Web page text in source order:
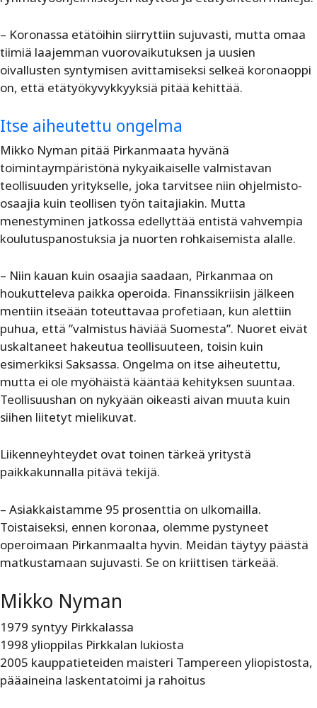
– Koronassa etätöihin siirryttiin sujuvasti, mutta omaa
tiimiä laajemman vuorovaikutuksen ja uusien
oivallusten syntymisen avittamiseksi selkeä koronaoppi
on, että etätyökyvykkyyksiä pitää kehittää.
Itse aiheutettu ongelma
Mikko Nyman pitää Pirkanmaata hyvänä
toimintaympäristönä nykyaikaiselle valmistavan
teollisuuden yritykselle, joka tarvitsee niin ohjelmisto-
osaajia kuin teollisen työn taitajiakin. Mutta
menestyminen jatkossa edellyttää entistä vahvempia
koulutuspanostuksia ja nuorten rohkaisemista alalle.
– Niin kauan kuin osaajia saadaan, Pirkanmaa on
houkutteleva paikka operoida. Finanssikriisin jälkeen
mentiin itseään toteuttavaa profetiaan, kun alettiin
puhua, että ”valmistus häviää Suomesta”. Nuoret eivät
uskaltaneet hakeutua teollisuuteen, toisin kuin
esimerkiksi Saksassa. Ongelma on itse aiheutettu,
mutta ei ole myöhäistä kääntää kehityksen suuntaa.
Teollisuushan on nykyään oikeasti aivan muuta kuin
siihen liitetyt mielikuvat.
Liikenneyhteydet ovat toinen tärkeä yritystä
paikkakunnalla pitävä tekijä.
– Asiakkaistamme 95 prosenttia on ulkomailla.
Toistaiseksi, ennen koronaa, olemme pystyneet
operoimaan Pirkanmaalta hyvin. Meidän täytyy päästä
matkustamaan sujuvasti. Se on kriittisen tärkeää.
Mikko Nyman
1979 syntyy Pirkkalassa
1998 ylioppilas Pirkkalan lukiosta
2005 kauppatieteiden maisteri Tampereen yliopistosta,
pääaineina laskentatoimi ja rahoitus